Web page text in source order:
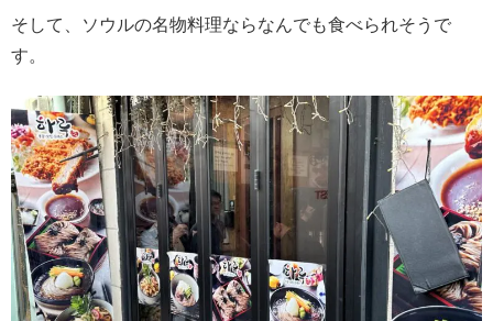
そして、ソウルの名物料理ならなんでも食べられそうで
す。